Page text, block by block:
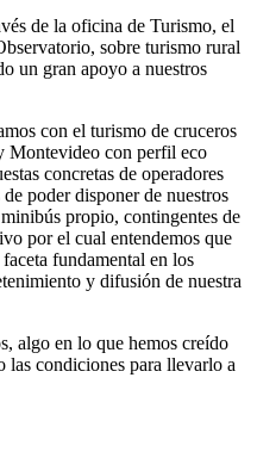
de la oficina de Turismo, el
sobre turismo rural
un gran apoyo a nuestros
con el turismo de cruceros
Montevideo con perfil eco
concretas de operadores
poder disponer de nuestros
propio, contingentes de
por el cual entendemos que
fundamental en los
y difusión de nuestra
algo en lo que hemos creído
las condiciones para llevarlo a